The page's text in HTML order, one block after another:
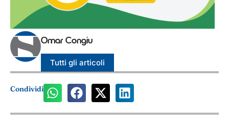
Omar Congiu
Tutti gli articoli
Condividi